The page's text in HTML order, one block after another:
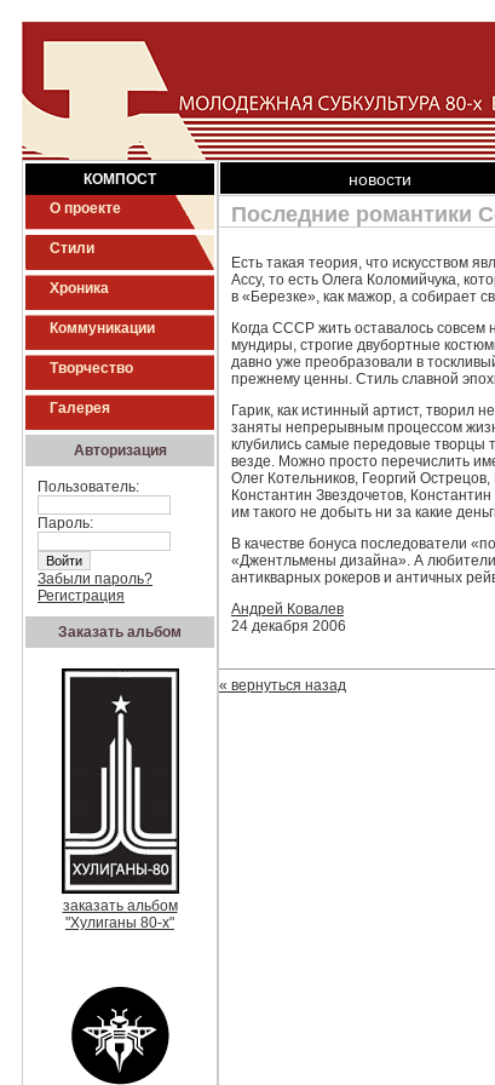
КОМПОСТ
О проекте
Стили
Хроника
Коммуникации
Творчество
Галерея
Авторизация
Пользователь:
Пароль:
Забыли пароль?
Регистрация
Заказать альбом
заказать альбом
"Хулиганы 80-х"
новости
Последние романтики
Есть такая теория, что искусством
Ассу, то есть Олега Коломийчука,
в «Березке», как мажор, а собирает
Когда СССР жить оставалось совсем
мундиры, строгие двубортные
давно уже преобразовали в
прежнему ценны. Стиль славной
Гарик, как истинный артист, творил
заняты непрерывным процессом
клубились самые передовые творцы
везде. Можно просто перечислить
Олег Котельников, Георгий
Константин Звездочетов,
им такого не добыть ни за какие
В качестве бонуса последователи
«Джентльмены дизайна». А любители
антикварных рокеров и античных
Андрей Ковалев
24 декабря 2006
« вернуться назад